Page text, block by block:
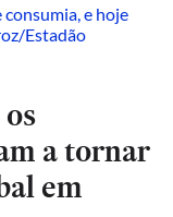
a tornar
em